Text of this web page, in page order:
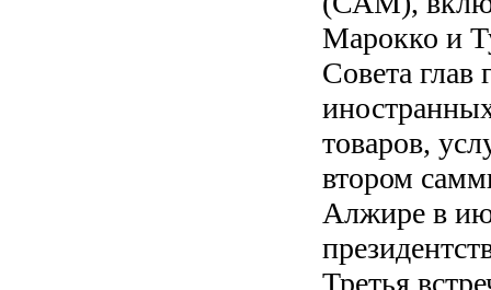
Марокко и
Совета глав
товаров,
втором
Алжире в
Третья